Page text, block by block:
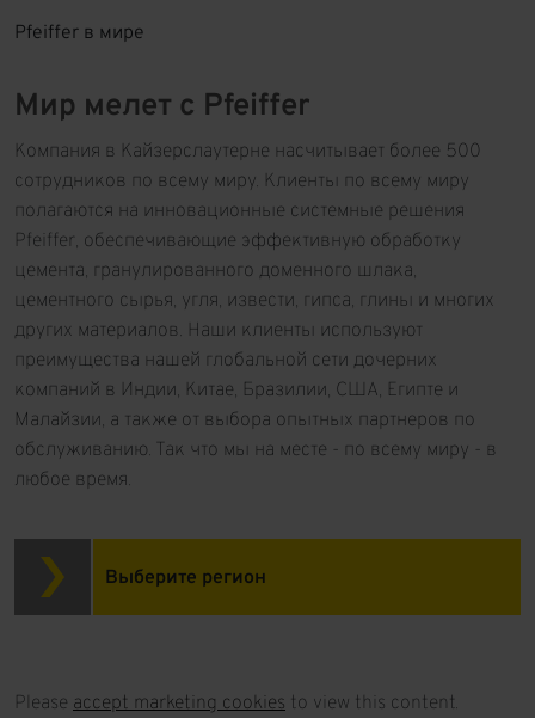
Pfeiffer в мире
Мир мелет с Pfeiffer
Компания в Кайзерслаутерне насчитывает более 500
сотрудников по всему миру. Клиенты по всему миру
полагаются на инновационные системные решения
Pfeiffer, обеспечивающие эффективную обработку
цемента, гранулированного доменного шлака,
цементного сырья, угля, извести, гипса, глины и многих
других материалов. Наши клиенты используют
преимущества нашей глобальной сети дочерних
компаний в Индии, Китае, Бразилии, США, Египте и
Малайзии, а также от выбора опытных партнеров по
обслуживанию. Так что мы на месте - по всему миру - в
любое время.
Выберите регион
Please accept marketing cookies to view this content.